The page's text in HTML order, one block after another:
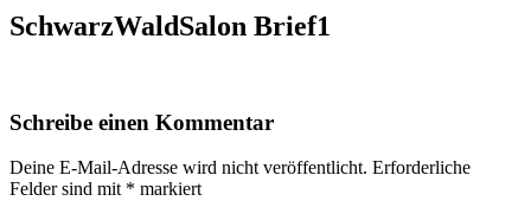
SchwarzWaldSalon Brief1
Schreibe einen Kommentar
Deine E-Mail-Adresse wird nicht veröffentlicht. Erforderliche
Felder sind mit * markiert